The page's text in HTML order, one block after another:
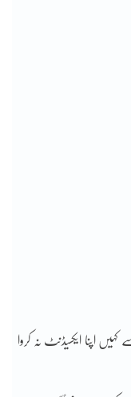
اپنا ایکسیڈنٹ نہ کروا